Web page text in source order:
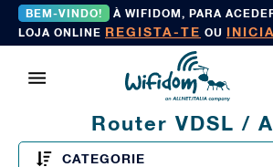
BEM-VINDO!
À WIFIDOM, PARA
LOJA ONLINE REGISTA-TE OU
Router VDSL /
CATEGORIE